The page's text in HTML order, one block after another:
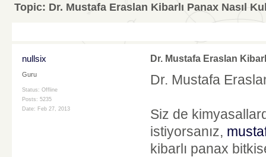
Topic: Dr. Mustafa Eraslan Kibarlı Panax Nasıl
nullsix
Guru
Status: Offline
Posts: 5235
Date: Feb 27, 2013
Dr. Mustafa Eraslan
Dr. Mustafa
Siz de
istiyorsanız,
kibarlı panax